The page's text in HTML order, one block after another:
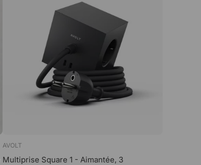
AVOLT
Multiprise Square 1 - Aimantée, 3